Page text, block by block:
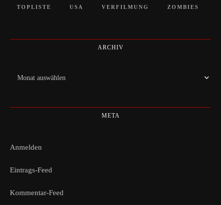
TOPLISTE USA VERFILMUNG ZOMBIES
ARCHIV
Archiv
META
Anmelden
Eintrags-Feed
Kommentar-Feed